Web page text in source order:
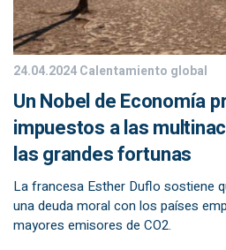
24.04.2024Calentamiento global
Un Nobel de Economía
impuestos a las
las grandes fortunas
La francesa Esther Duflo sostiene
una deuda moral con los países
mayores emisores de CO2.